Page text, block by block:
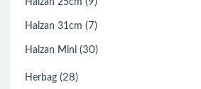
Halzan 25cm
Halzan 31cm (7)
Halzan Mini (30)
Herbag (28)